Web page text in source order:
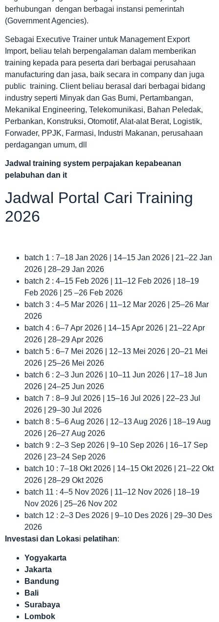
berhubungan dengan berbagai instansi pemerintah
(Government Agencies).
Sebagai Executive Trainer untuk Management Export
Import, beliau telah berpengalaman dalam memberikan
training kepada para peserta dari berbagai perusahaan
manufacturing dan jasa, baik secara in company dan juga
public training. Client beliau berasal dari berbagai bidang
industry seperti Minyak dan Gas Bumi, Pertambangan,
Mekanikal Engineering, Telekomunikasi, Bahan Peledak,
Perbankan, Konstruksi, Otomotif, Alat-alat Berat, Logistik,
Forwader, PPJK, Farmasi, Industri Makanan, perusahaan
perdagangan umum, dll
Jadwal training system perpajakan kepabeanan
pelabuhan dan it
Jadwal Portal Cari Training
2026
batch 1 : 7–18 Jan 2026 | 14–15 Jan 2026 | 21–22 Jan
2026 | 28–29 Jan 2026
batch 2 : 4–15 Feb 2026 | 11–12 Feb 2026 | 18–19
Feb 2026 | 25 –26 Feb 2026
batch 3 : 4–5 Mar 2026 | 11–12 Mar 2026 | 25–26 Mar
2026
batch 4 : 6–7 Apr 2026 | 14–15 Apr 2026 | 21–22 Apr
2026 | 28–29 Apr 2026
batch 5 : 6–7 Mei 2026 | 12–13 Mei 2026 | 20–21 Mei
2026 | 25–26 Mei 2026
batch 6 : 2–3 Jun 2026 | 10–11 Jun 2026 | 17–18 Jun
2026 | 24–25 Jun 2026
batch 7 : 8–9 Jul 2026 | 15–16 Jul 2026 | 22–23 Jul
2026 | 29–30 Jul 2026
batch 8 : 5–6 Aug 2026 | 12–13 Aug 2026 | 18–19 Aug
2026 | 26–27 Aug 2026
batch 9 : 2–3 Sep 2026 | 9–10 Sep 2026 | 16–17 Sep
2026 | 23–24 Sep 2026
batch 10 : 7–18 Okt 2026 | 14–15 Okt 2026 | 21–22 Okt
2026 | 28–29 Okt 2026
batch 11 : 4–5 Nov 2026 | 11–12 Nov 2026 | 18–19
Nov 2026 | 25–26 Nov 202
batch 12 : 2–3 Des 2026 | 9–10 Des 2026 | 29–30 Des
2026
Investasi dan Lokasi pelatihan:
Yogyakarta
Jakarta
Bandung
Bali
Surabaya
Lombok